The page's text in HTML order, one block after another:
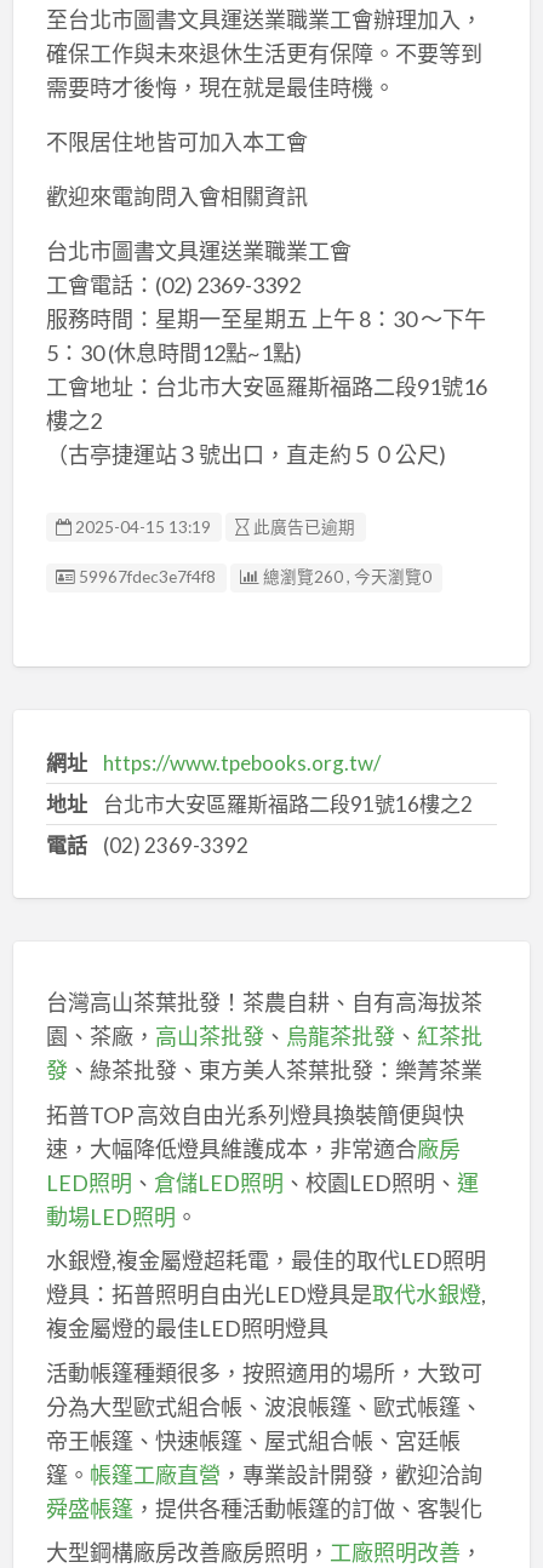
至台北市圖書文具運送業職業工會辦理加入，
確保工作與未來退休生活更有保障。不要等到
需要時才後悔，現在就是最佳時機。
不限居住地皆可加入本工會
歡迎來電詢問入會相關資訊
台北市圖書文具運送業職業工會
工會電話：(02) 2369-3392
服務時間：星期一至星期五 上午 8：30 ～下午
5：30 (休息時間12點~1點)
工會地址：台北市大安區羅斯福路二段91號16
樓之2
（古亭捷運站３號出口，直走約５０公尺)
2025-04-15 13:19 此廣告已逾期
廣告编號
59967fdec3e7f4f8 總瀏覽260 , 今天瀏覽0
網址
https://www.tpebooks.org.tw/
地址
台北市大安區羅斯福路二段91號16樓之2
電話
(02) 2369-3392
台灣高山茶葉批發！茶農自耕、自有高海拔茶
園、茶廠， 高山茶批發、 烏龍茶批發、 紅茶批
發、綠茶批發、東方美人茶葉批發：樂菁茶業
拓普TOP 高效自由光系列燈具換裝簡便與快
速，大幅降低燈具維護成本，非常適合廠房
LED照明 、 倉儲LED照明 、校園LED照明、 運
動場LED照明 。
水銀燈,複金屬燈超耗電，最佳的取代LED照明
燈具：拓普照明自由光LED燈具是取代水銀燈,
複金屬燈的最佳LED照明燈具
活動帳篷種類很多，按照適用的場所，大致可
分為大型歐式組合帳、波浪帳篷、歐式帳篷、
帝王帳篷、快速帳篷、屋式組合帳、宮廷帳
篷。 帳篷工廠直營 ，專業設計開發，歡迎洽詢
舜盛帳篷，提供各種活動帳篷的訂做、客製化
大型鋼構廠房改善廠房照明， 工廠照明改善，